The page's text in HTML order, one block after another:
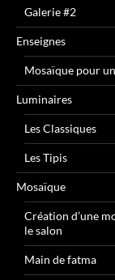
Galerie #2
Enseignes
Mosaïque pour
Luminaires
Les Classiques
Les Tipis
Mosaïque
Création d’une
le salon
Main de fatma